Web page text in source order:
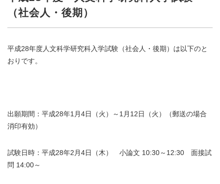
（社会人・後期）
平成28年度人文科学研究科入学試験（社会人・後期）は以下のと
おりです。
出願期間：平成28年1月4日（火）～1月12日（火）（郵送の場合
消印有効）
試験日時：平成28年2月4日（木） 小論文 10:30～12:30 面接試
問 14:00～